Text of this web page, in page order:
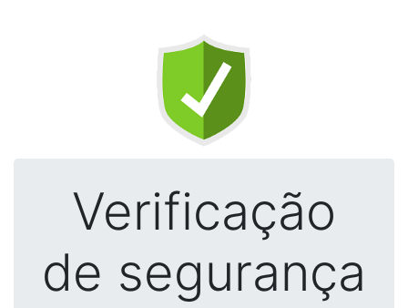
Verificação
de segurança